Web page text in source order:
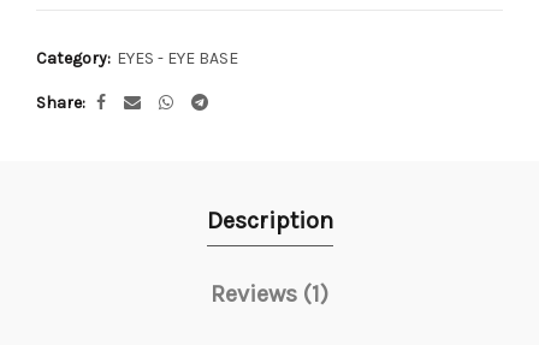
Category: EYES - EYE BASE
Share
Description
Reviews (1)